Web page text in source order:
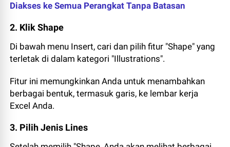
Diakses ke Semua Perangkat Tanpa Batasan
2. Klik Shape
Di bawah menu Insert, cari dan pilih fitur "Shape" yang
terletak di dalam kategori "Illustrations".
Fitur ini memungkinkan Anda untuk menambahkan
berbagai bentuk, termasuk garis, ke lembar kerja
Excel Anda.
3. Pilih Jenis Lines